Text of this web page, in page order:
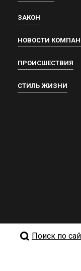
ЗАКОН
НОВОСТИ
ПРОИСШЕСТВИЯ
СТИЛЬ ЖИЗНИ
Поиск по